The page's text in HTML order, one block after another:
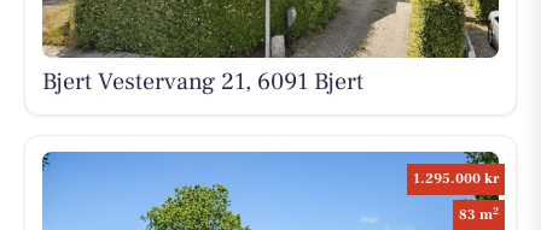
Bjert Vestervang 21, 6091 Bjert
1.295.000 kr
83 m2